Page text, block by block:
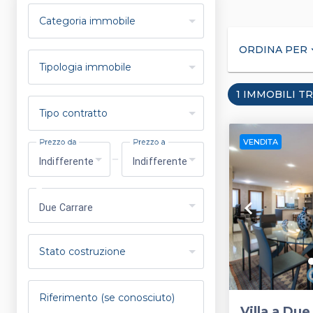
Categoria immobile
Tipologia immobile
Tipo contratto
Indifferente
Prezzo da
Indifferente
Prezzo a
Due Carrare
Stato costruzione
Riferimento (se conosciuto)
ORDINA PER
1 IMMOBILI
VENDITA
keyboard_arrow_left